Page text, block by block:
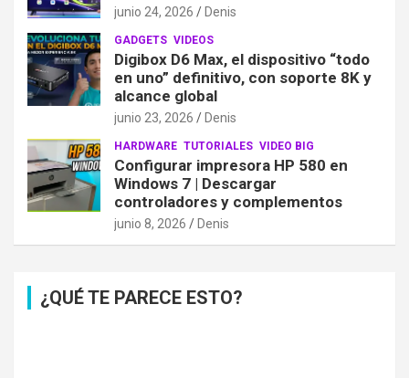
junio 24, 2026 Denis
GADGETS VIDEOS
Digibox D6 Max, el dispositivo “todo
en uno” definitivo, con soporte 8K y
alcance global
junio 23, 2026 Denis
HARDWARE TUTORIALES VIDEO BIG
Configurar impresora HP 580 en
Windows 7 | Descargar
controladores y complementos
junio 8, 2026 Denis
¿QUÉ TE PARECE ESTO?